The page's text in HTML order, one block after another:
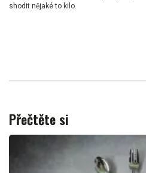
shodit nějaké to kilo.
Přečtěte si